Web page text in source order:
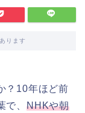
ります
？10年ほど前
、 NHKや朝